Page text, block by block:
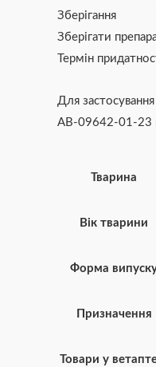
Зберігання
Зберігати
Термін
Для
АВ-09642-01-23
Тварина
Вік тварини
Форма
Призначення
Товари у